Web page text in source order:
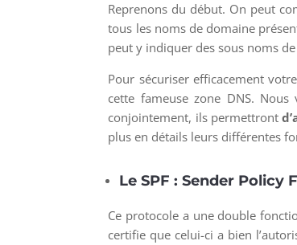
Reprenons du début. On peut
tous les noms de domaine
peut y indiquer des sous noms
Pour sécuriser efficacement
cette fameuse zone DNS.
conjointement, ils permettront
plus en détails leurs différentes
Le SPF : Sender Policy
Ce protocole a une double
certifie que celui-ci a bien